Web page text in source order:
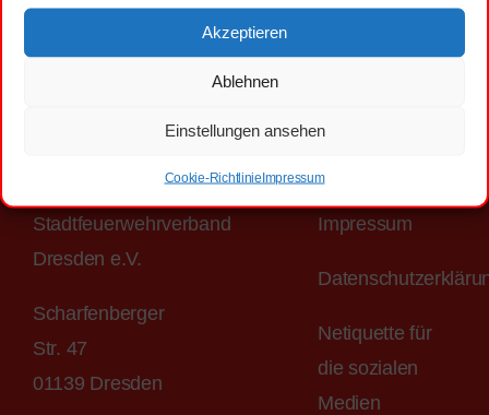
Akzeptieren
Ablehnen
Einstellungen ansehen
Cookie-RichtlinieImpressum
Kontakt:
Stadtfeuerwehrverband
Dresden e.V.
Scharfenberger
Str. 47
01139 Dresden
Impressum
Netiquette für
die sozialen
Medien